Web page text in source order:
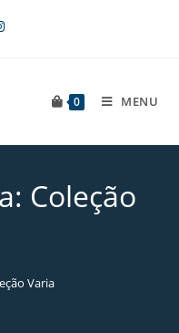
0 MENU
Coleção
Varia